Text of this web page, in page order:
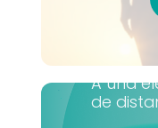
A una
de